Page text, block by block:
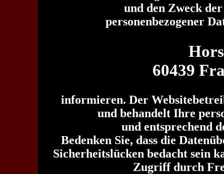
und den Zweck
personenbezogener
60439
informieren. Der
und behandelt Ihre
und entsprechend
Bedenken Sie, dass die
Sicherheitslücken bedacht sein
Zugriff durch